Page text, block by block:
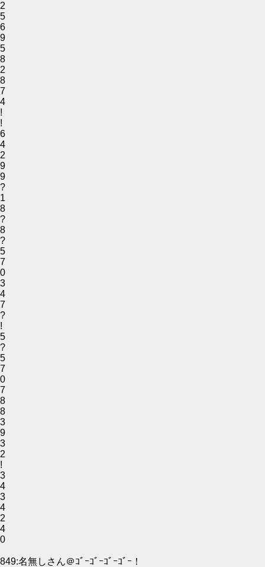
2
5
6
9
5
8
2
8
7
4
!
!
6
4
2
9
9
?
1
8
?
8
?
5
7
0
3
4
7
?
!
5
?
5
7
0
7
8
8
3
9
3
2
!
3
4
3
4
2
4
0
849:名無しさん＠ｺﾞｰｺﾞｰｺﾞｰｺﾞｰ！